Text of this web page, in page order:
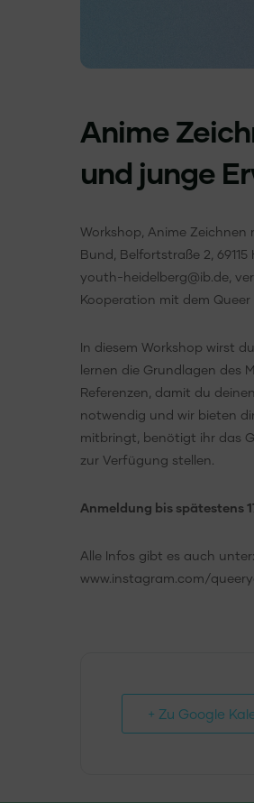
Anime
und junge
Workshop, Anime
Bund, Belfortstraße 2,
youth-heidelberg@ib.de,
Kooperation mit dem Queer
In diesem Workshop wirst
lernen die Grundlagen des
Referenzen, damit du
notwendig und wir bieten
mitbringt, benötigt ihr das
zur Verfügung stellen.
Anmeldung bis spätestens
Alle Infos gibt es auch unter:
www.instagram.com/
+ Zu Google